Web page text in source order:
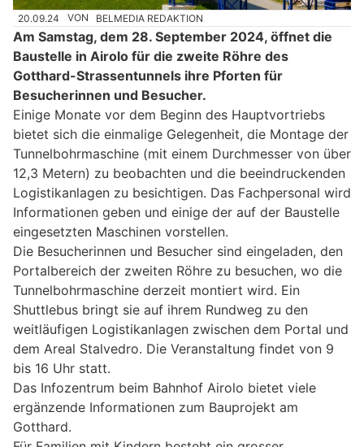
20.09.24 VON BELMEDIA REDAKTION
Am Samstag, dem 28. September 2024, öffnet die
Baustelle in Airolo für die zweite Röhre des
Gotthard-Strassentunnels ihre Pforten für
Besucherinnen und Besucher.
Einige Monate vor dem Beginn des Hauptvortriebs
bietet sich die einmalige Gelegenheit, die Montage der
Tunnelbohrmaschine (mit einem Durchmesser von über
12,3 Metern) zu beobachten und die beeindruckenden
Logistikanlagen zu besichtigen. Das Fachpersonal wird
Informationen geben und einige der auf der Baustelle
eingesetzten Maschinen vorstellen.
Die Besucherinnen und Besucher sind eingeladen, den
Portalbereich der zweiten Röhre zu besuchen, wo die
Tunnelbohrmaschine derzeit montiert wird. Ein
Shuttlebus bringt sie auf ihrem Rundweg zu den
weitläufigen Logistikanlagen zwischen dem Portal und
dem Areal Stalvedro. Die Veranstaltung findet von 9
bis 16 Uhr statt.
Das Infozentrum beim Bahnhof Airolo bietet viele
ergänzende Informationen zum Bauprojekt am
Gotthard.